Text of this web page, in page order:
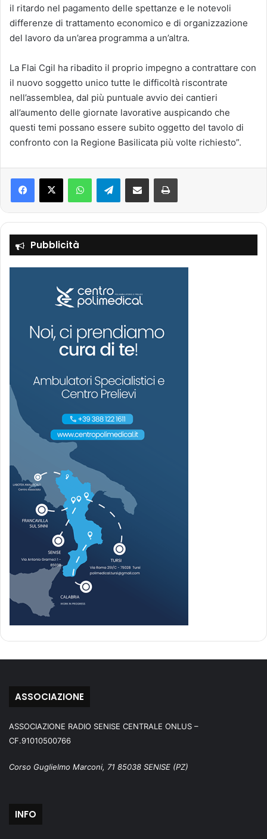
il ritardo nel pagamento delle spettanze e le notevoli
differenze di trattamento economico e di organizzazione
del lavoro da un’area programma a un’altra.
La Flai Cgil ha ribadito il proprio impegno a contrattare con
il nuovo soggetto unico tutte le difficoltà riscontrate
nell’assemblea, dal più puntuale avvio dei cantieri
all’aumento delle giornate lavorative auspicando che
questi temi possano essere subito oggetto del tavolo di
confronto con la Regione Basilicata più volte richiesto”.
Telegram
Pubblicità
ASSOCIAZIONE
ASSOCIAZIONE RADIO SENISE CENTRALE ONLUS –
CF.91010500766
Corso Guglielmo Marconi, 71 85038 SENISE (PZ)
INFO